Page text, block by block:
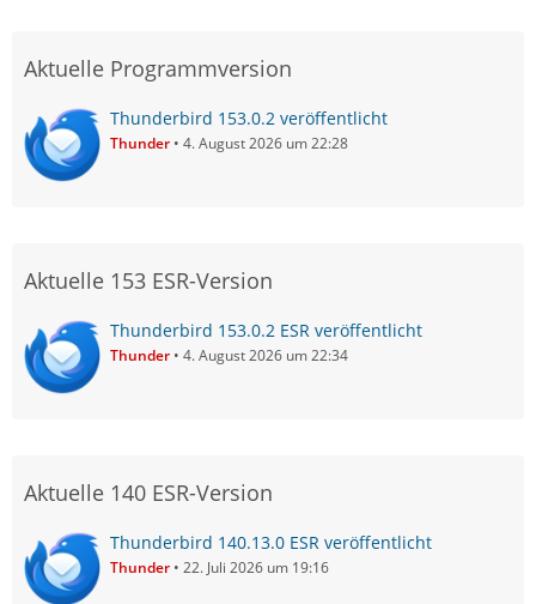
Aktuelle Programmversion
Thunderbird 153.0.2 veröffentlicht
Thunder 4. August 2026 um 22:28
Aktuelle 153 ESR-Version
Thunderbird 153.0.2 ESR veröffentlicht
Thunder 4. August 2026 um 22:34
Aktuelle 140 ESR-Version
Thunderbird 140.13.0 ESR veröffentlicht
Thunder 22. Juli 2026 um 19:16